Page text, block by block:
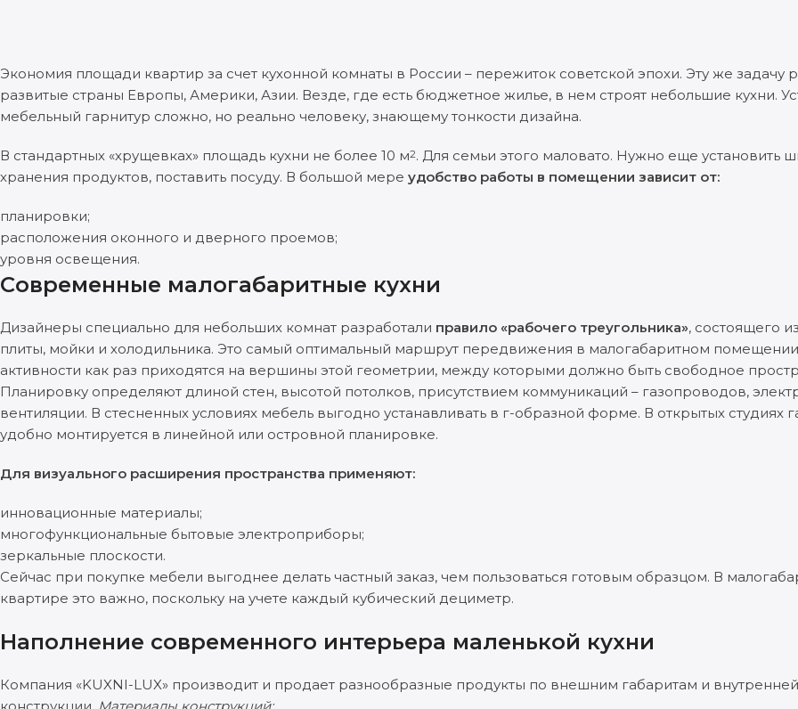
Экономия площади квартир за счет кухонной комнаты в России – пережиток советской эпохи. Эту же задачу
развитые страны Европы, Америки, Азии. Везде, где есть бюджетное жилье, в нем строят небольшие кухни.
мебельный гарнитур сложно, но реально человеку, знающему тонкости дизайна.
В стандартных «хрущевках» площадь кухни не более 10 м2. Для семьи этого маловато. Нужно еще установить
хранения продуктов, поставить посуду. В большой мере удобство работы в помещении зависит от:
планировки;
расположения оконного и дверного проемов;
уровня освещения.
Современные малогабаритные кухни
Дизайнеры специально для небольших комнат разработали правило «рабочего треугольника», состоящего
плиты, мойки и холодильника. Это самый оптимальный маршрут передвижения в малогабаритном
активности как раз приходятся на вершины этой геометрии, между которыми должно быть свободное
Планировку определяют длиной стен, высотой потолков, присутствием коммуникаций – газопроводов,
вентиляции. В стесненных условиях мебель выгодно устанавливать в г-образной форме. В открытых студиях
удобно монтируется в линейной или островной планировке.
Для визуального расширения пространства применяют:
инновационные материалы;
многофункциональные бытовые электроприборы;
зеркальные плоскости.
Сейчас при покупке мебели выгоднее делать частный заказ, чем пользоваться готовым образцом. В
квартире это важно, поскольку на учете каждый кубический дециметр.
Наполнение современного интерьера маленькой кухни
Компания «KUXNI-LUX» производит и продает разнообразные продукты по внешним габаритам и внутренней